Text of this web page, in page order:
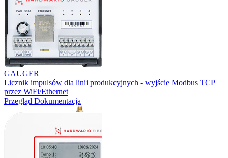
GAUGER
Licznik impulsów dla linii produkcyjnych - wyjście Modbus TCP
przez WiFi/Ethernet
Przegląd Dokumentacja